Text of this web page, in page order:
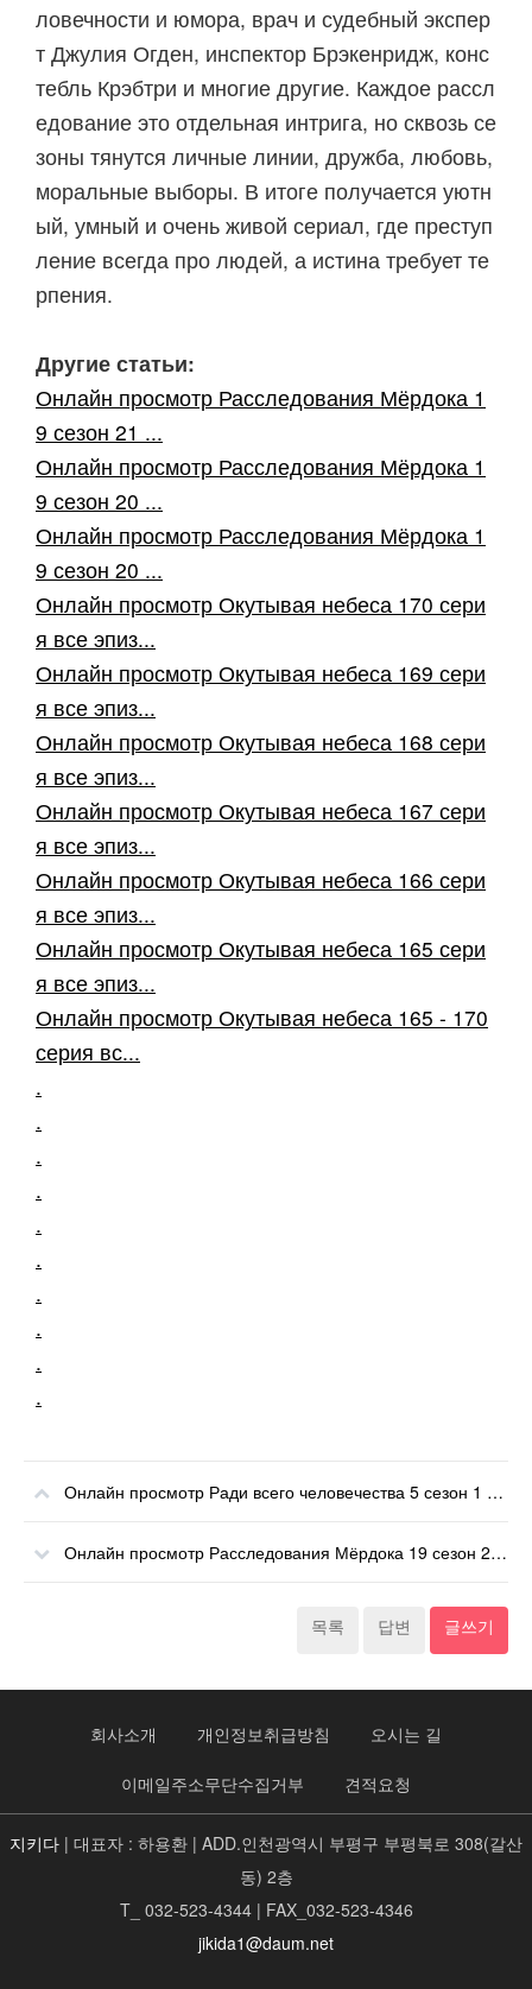
ловечности и юмора, врач и судебный экспер
т Джулия Огден, инспектор Брэкенридж, конс
тебль Крэбтри и многие другие. Каждое рассл
едование это отдельная интрига, но сквозь се
зоны тянутся личные линии, дружба, любовь,
моральные выборы. В итоге получается уютн
ый, умный и очень живой сериал, где преступ
ление всегда про людей, а истина требует те
рпения.
Другие статьи:
Онлайн просмотр Расследования Мёрдока 1
9 сезон 21 ...
Онлайн просмотр Расследования Мёрдока 1
9 сезон 20 ...
Онлайн просмотр Расследования Мёрдока 1
9 сезон 20 ...
Онлайн просмотр Окутывая небеса 170 сери
я все эпиз...
Онлайн просмотр Окутывая небеса 169 сери
я все эпиз...
Онлайн просмотр Окутывая небеса 168 сери
я все эпиз...
Онлайн просмотр Окутывая небеса 167 сери
я все эпиз...
Онлайн просмотр Окутывая небеса 166 сери
я все эпиз...
Онлайн просмотр Окутывая небеса 165 сери
я все эпиз...
Онлайн просмотр Окутывая небеса 165 - 170
серия вс...
.
.
.
.
.
.
.
.
.
.
Онлайн просмотр Ради всего человечества 5 сезон 1 - 10 серия все эпизоды онлайн
Онлайн просмотр Расследования Мёрдока 19 сезон 21 серия все эпизоды онлайн
목록 답변 글쓰기
회사소개 개인정보취급방침 오시는 길
이메일주소무단수집거부 견적요청
지키다 | 대표자 : 하용환 | ADD.인천광역시 부평구 부평북로 308(갈산
동) 2층
T_ 032-523-4344 | FAX_032-523-4346
jikida1@daum.net